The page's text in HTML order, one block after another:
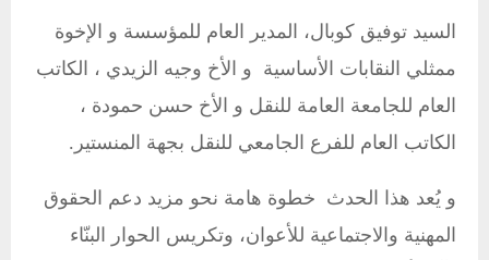
السيد توفيق كوبال، المدير العام للمؤسسة و الإخوة
ممثلي النقابات الأساسية و الأخ وجيه الزيدي ، الكاتب
العام للجامعة العامة للنقل و الأخ حسن حمودة ،
الكاتب العام للفرع الجامعي للنقل بجهة المنستير.
و يُعد هذا الحدث خطوة هامة نحو مزيد دعم الحقوق
المهنية والاجتماعية للأعوان، وتكريس الحوار البنّاء